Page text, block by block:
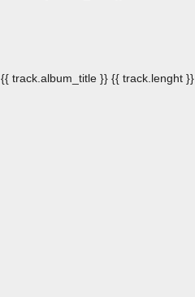
{{ track.album_title }} {{ track.lenght }}